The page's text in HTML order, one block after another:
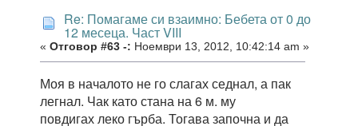
Re: Помагаме си взаимно: Бебета от 0 до
12 месеца. Част VIII
« Отговор #63 -: Ноември 13, 2012, 10:42:14 am »
Моя в началото не го слагах седнал, а пак
легнал. Чак като стана на 6 м. му
повдигах леко гърба. Тогава започна и да